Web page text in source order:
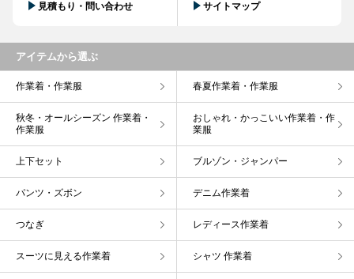
見積もり・問い合わせ サイトマップ
アイテムから選ぶ
作業着・作業服 春夏作業着・作業服
秋冬・オールシーズン 作業着・
作業服
おしゃれ・かっこいい作業着・作
業服
上下セット ブルゾン・ジャンパー
パンツ・ズボン デニム作業着
つなぎ レディース作業着
スーツに見える作業着 シャツ 作業着